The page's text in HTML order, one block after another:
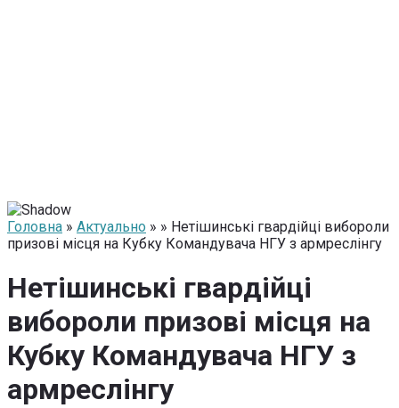
Головна » Актуально » » Нетішинські гвардійці вибороли
призові місця на Кубку Командувача НГУ з армреслінгу
Нетішинські гвардійці
вибороли призові місця на
Кубку Командувача НГУ з
армреслінгу